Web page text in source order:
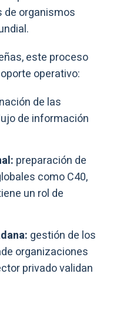
de organismos
este proceso
operativo:
de las
de información
preparación de
como C40,
un rol de
gestión de los
organizaciones
privado validan